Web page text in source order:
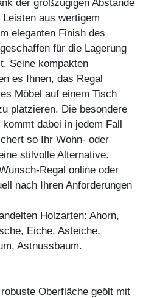
der großzügigen Abstände
aus wertigem
eleganten Finish des
für die Lagerung
Seine kompakten
es Ihnen, das Regal
Möbel auf einem Tisch
platzieren. Die besondere
dabei in jedem Fall
so Ihr Wohn- oder
stilvolle Alternative.
Regal online oder
nach Ihren Anforderungen
Holzarten: Ahorn,
Eiche, Asteiche,
Astnussbaum.
Oberfläche geölt mit